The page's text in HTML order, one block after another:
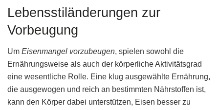
Lebensstiländerungen zur
Vorbeugung
Um Eisenmangel vorzubeugen, spielen sowohl die
Ernährungsweise als auch der körperliche Aktivitätsgrad
eine wesentliche Rolle. Eine klug ausgewählte Ernährung,
die ausgewogen und reich an bestimmten Nährstoffen ist,
kann den Körper dabei unterstützen, Eisen besser zu